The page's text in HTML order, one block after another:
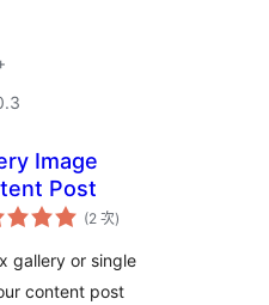
Image
Post
(2 次評
分
數
)
gallery or single
content post